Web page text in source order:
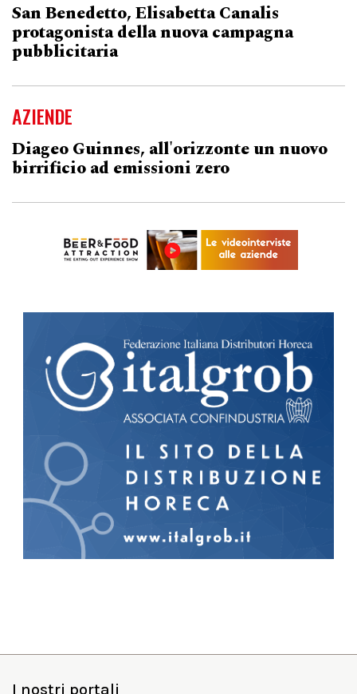
San Benedetto, Elisabetta Canalis
protagonista della nuova campagna
pubblicitaria
AZIENDE
Diageo Guinnes, all'orizzonte un nuovo
birrificio ad emissioni zero
I nostri portali